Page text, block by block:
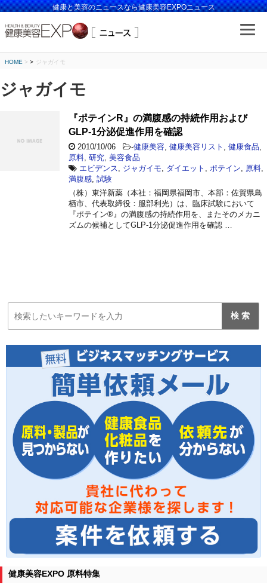
健康と美容のニュースなら健康美容EXPOニュース
HOME > ジャガイモ
ジャガイモ
『ポテインR』の満腹感の持続作用および
GLP-1分泌促進作用を確認
2010/10/06 -健康美容 健康美容リスト 健康食品
原料 研究 美容食品
エビデンス
ジャガイモ ダイエット ポテイン 原料
満腹感 試験
（株）東洋新薬（本社：福岡県福岡市、本部：佐賀県鳥
栖市、代表取締役：服部利光）は、臨床試験において
『ポテイン®』の満腹感の持続作用を、またそのメカニ
ズムの候補としてGLP-1分泌促進作用を確認 …
健康美容EXPO 原料特集